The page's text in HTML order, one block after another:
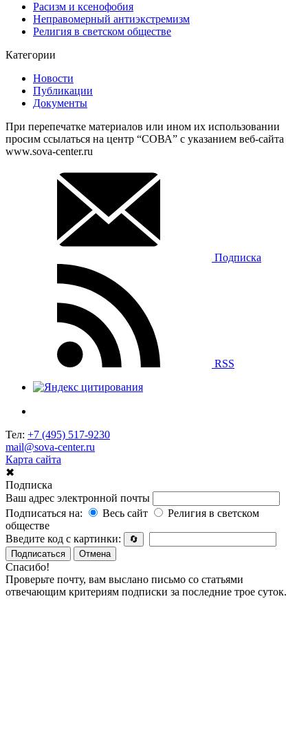
Расизм и ксенофобия
Неправомерный антиэкстремизм
Религия в светском обществе
Категории
Новости
Публикации
Документы
При перепечатке материалов или ином их использовании
просим ссылаться на центр “СОВА” с указанием веб-сайта
www.sova-center.ru
Подписка
RSS
Тел: +7 (495) 517-9230
mail@sova-center.ru
Карта сайта
✖
Подписка
Ваш адрес электронной почты
Подписаться на:
Весь сайт
Религия в светском
обществе
Введите код с картинки:
🔄
Подписаться
Отмена
Спасибо!
Проверьте почту, вам выслано письмо со статьями
отвечающим критериям подписки за последние трое суток.